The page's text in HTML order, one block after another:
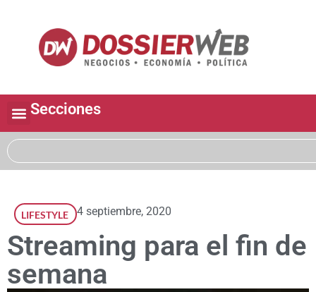
Secciones
LIFESTYLE 4 septiembre, 2020
Streaming para el fin de
semana